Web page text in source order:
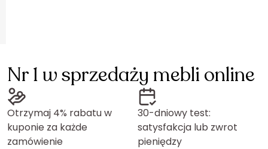
Nr 1 w sprzedaży mebli online
Otrzymaj 4% rabatu w
kuponie za każde
zamówienie
30-dniowy test:
satysfakcja lub zwrot
pieniędzy